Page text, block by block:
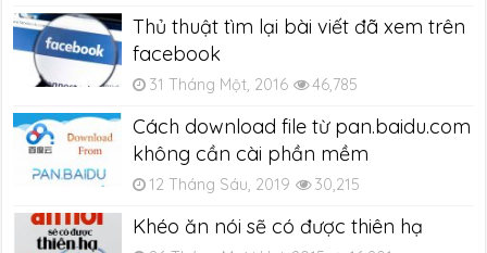
Thủ thuật tìm lại bài viết đã xem trên
facebook
31 Tháng Một, 2016 46,785
Cách download file từ pan.baidu.com
không cần cài phần mềm
12 Tháng Sáu, 2019 30,215
Khéo ăn nói sẽ có được thiên hạ